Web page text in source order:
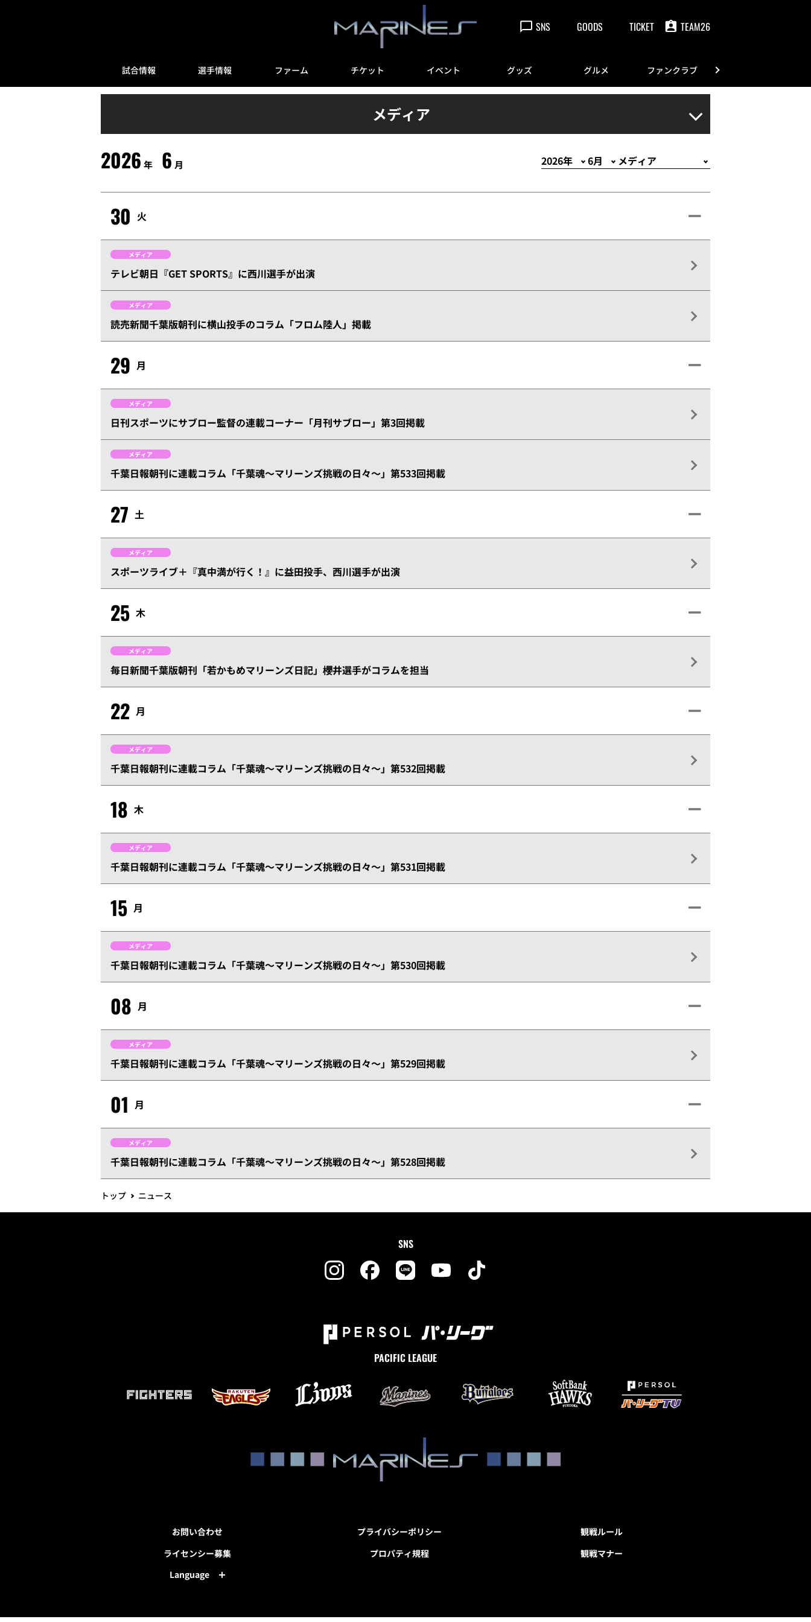
SNS GOODS TICKET TEAM26
試合情報 選手情報 ファーム チケット イベント グッズ グルメ ファンクラブ
メディア
2026 年 6 月
30 火
メディア
テレビ朝日『GET SPORTS』に西川選手が出演
メディア
読売新聞千葉版朝刊に横山投手のコラム「フロム陸人」掲載
29 月
メディア
日刊スポーツにサブロー監督の連載コーナー「月刊サブロー」第3回掲載
メディア
千葉日報朝刊に連載コラム「千葉魂～マリーンズ挑戦の日々～」第533回掲載
27 土
メディア
スポーツライブ＋『真中満が行く！』に益田投手、西川選手が出演
25 木
メディア
毎日新聞千葉版朝刊「若かもめマリーンズ日記」櫻井選手がコラムを担当
22 月
メディア
千葉日報朝刊に連載コラム「千葉魂～マリーンズ挑戦の日々～」第532回掲載
18 木
メディア
千葉日報朝刊に連載コラム「千葉魂～マリーンズ挑戦の日々～」第531回掲載
15 月
メディア
千葉日報朝刊に連載コラム「千葉魂～マリーンズ挑戦の日々～」第530回掲載
08 月
メディア
千葉日報朝刊に連載コラム「千葉魂～マリーンズ挑戦の日々～」第529回掲載
01 月
メディア
千葉日報朝刊に連載コラム「千葉魂～マリーンズ挑戦の日々～」第528回掲載
トップ ニュース
SNS
PACIFIC LEAGUE
お問い合わせ
ライセンシー募集
Language
プライバシーポリシー
プロパティ規程
観戦ルール
観戦マナー